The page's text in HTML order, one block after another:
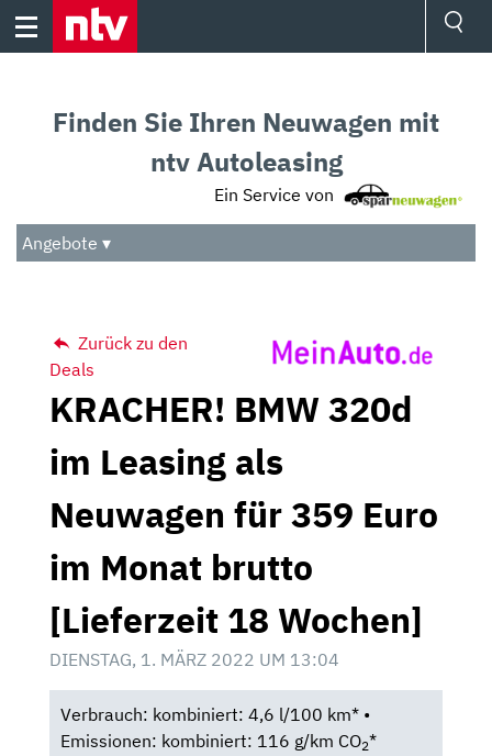
Skip
Audio
Das Beste
Finden Sie Ihren Neuwagen mit
ntv Autoleasing
Ein Service von
Angebote ▾
Zurück zu den
Deals
KRACHER! BMW 320d
im Leasing als
Neuwagen für 359 Euro
im Monat brutto
[Lieferzeit 18 Wochen]
DIENSTAG, 1. MÄRZ 2022 UM 13:04
Verbrauch: kombiniert: 4,6 l/100 km* •
Emissionen: kombiniert: 116 g/km CO2*